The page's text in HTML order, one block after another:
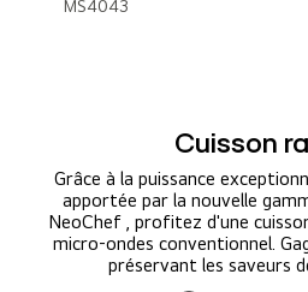
MS4043
Cuisson
Grâce à la puissance
apportée par la nouvelle
NeoChef , profitez d'une
micro-ondes conventionnel.
préservant les saveurs